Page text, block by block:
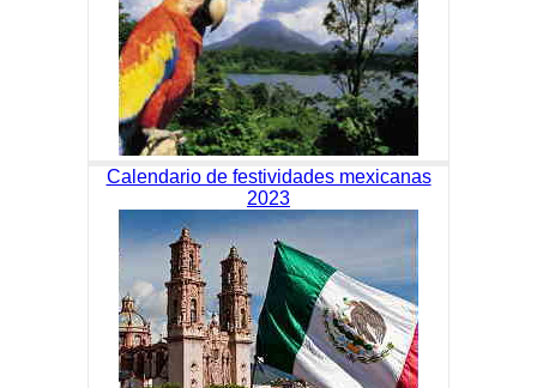
Calendario de festividades mexicanas
2023